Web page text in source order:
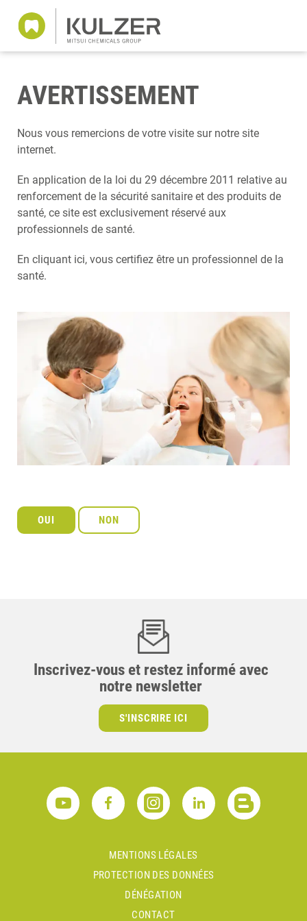
AVERTISSEMENT
Nous vous remercions de votre visite sur notre site
internet.
En application de la loi du 29 décembre 2011 relative au
renforcement de la sécurité sanitaire et des produits de
santé, ce site est exclusivement réservé aux
professionnels de santé.
En cliquant ici, vous certifiez être un professionnel de la
santé.
Inscrivez-vous et restez informé avec
notre newsletter
S'INSCRIRE ICI
MENTIONS LÉGALES
PROTECTION DES DONNÉES
DÉNÉGATION
CONTACT